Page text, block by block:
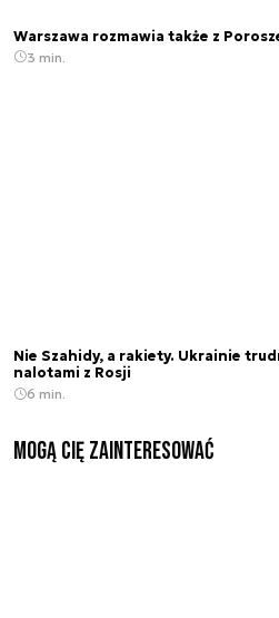
Warszawa rozmawia także z
3 min.
Nie Szahidy, a rakiety. Ukrainie
nalotami z Rosji
6 min.
Mogą Cię zainteresować